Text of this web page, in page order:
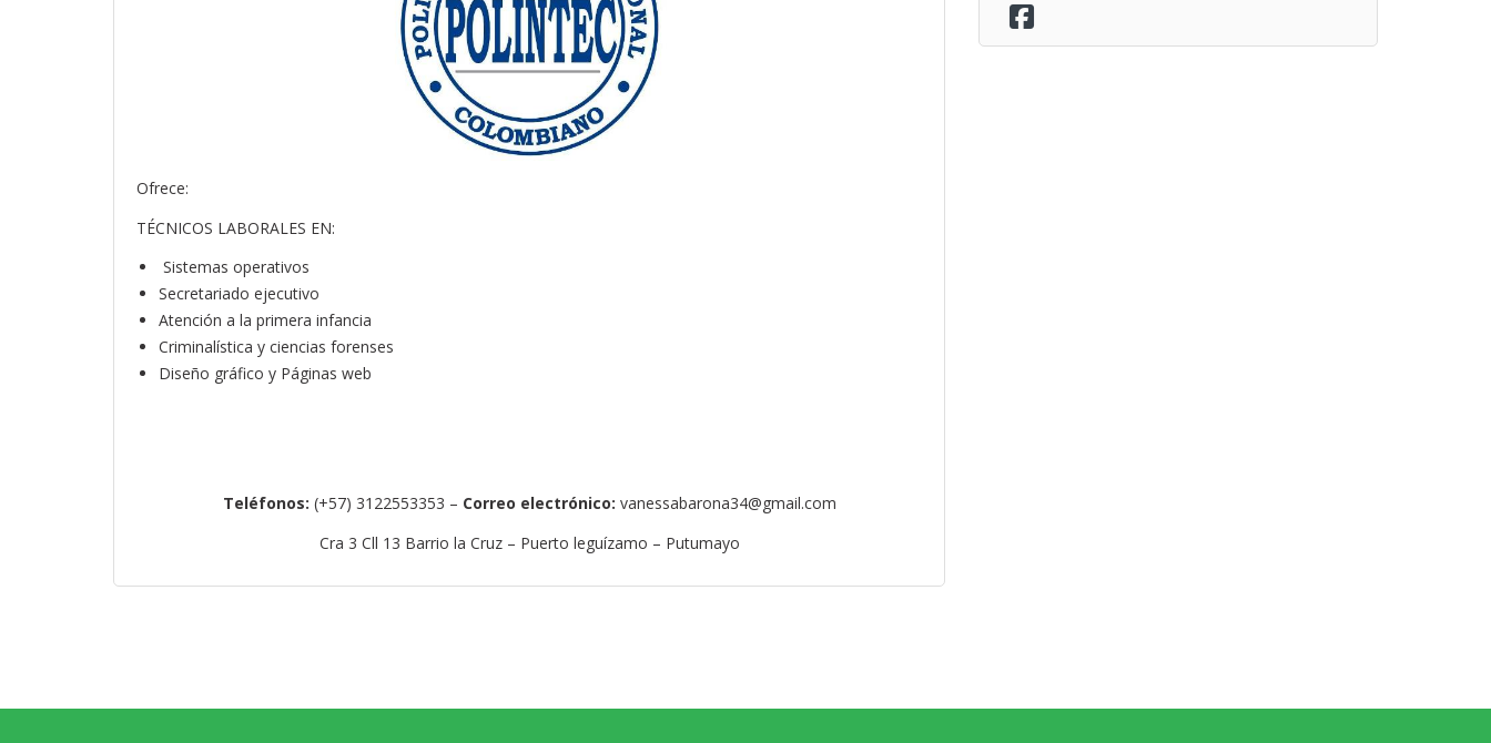
Ofrece:
TÉCNICOS LABORALES EN:
Sistemas operativos
Secretariado ejecutivo
Atención a la primera infancia
Criminalística y ciencias forenses
Diseño gráfico y Páginas web
Teléfonos: (+57) 3122553353 – Correo electrónico: vanessabarona34@gmail.com
Cra 3 Cll 13 Barrio la Cruz – Puerto leguízamo – Putumayo